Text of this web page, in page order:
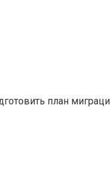
план